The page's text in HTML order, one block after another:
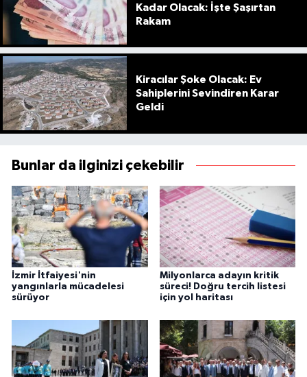
Kadar Olacak: İşte Şaşırtan
Rakam
Kiracılar Şoke Olacak: Ev
Sahiplerini Sevindiren Karar
Geldi
Bunlar da ilginizi çekebilir
İzmir İtfaiyesi'nin
yangınlarla mücadelesi
sürüyor
Milyonlarca adayın kritik
süreci! Doğru tercih listesi
için yol haritası